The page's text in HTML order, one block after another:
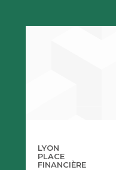
LYON
PLACE
FINANCIÈRE